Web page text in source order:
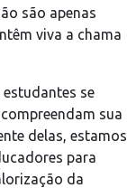
são apenas
viva a chama
se
sua
delas, estamos
para
da